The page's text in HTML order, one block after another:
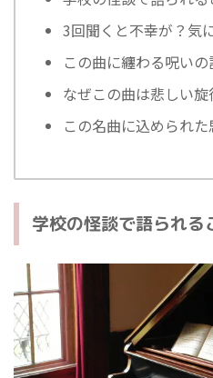
3回聞くと不幸が？気
この曲に纏わる呪い
なぜこの曲は悲しい
この名曲に込められた
学校の怪談で語られる